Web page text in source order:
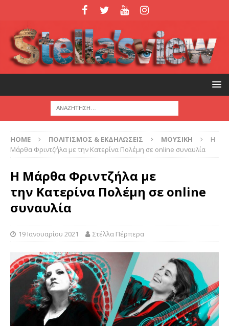
HOME ΠΟΛΙΤΙΣΜΟΣ & ΕΚΔΗΛΩΣΕΙΣ ΜΟΥΣΙΚΗ
Η
Μάρθα Φριντζήλα με την Κατερίνα Πολέμη σε online συναυλία
Η Μάρθα Φριντζήλα με
την Κατερίνα Πολέμη σε online
συναυλία
19 Ιανουαρίου 2021 Στέλλα Πέρπερα